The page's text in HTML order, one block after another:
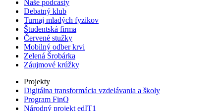
Naše podcasty
Debatný klub
Turnaj mladých fyzikov
Študentská firma
Červené stužky
Mobilný odber krvi
Zelená Šrobárka
Záujmové krúžky
Projekty
Digitálna transformácia vzdelávania a školy
Program FinQ
Národný projekt edIT1